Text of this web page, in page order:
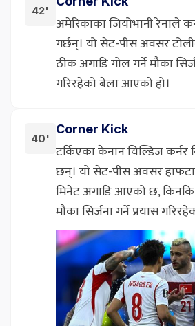
42'
अमेरिकाका जियोभानी रेनाले
गर्छन्। यो सेट-पीस अवसर
ठीक अगाडि गोल गर्ने मौका
गरिरहेको बेला आएको हो।
40'
Corner Kick
टर्किएका केनान यिल्डिज कर्नर
छन्। यो सेट-पीस अवसर
मिनेट अगाडि आएको छ, किनकि
मौका सिर्जना गर्ने प्रयास